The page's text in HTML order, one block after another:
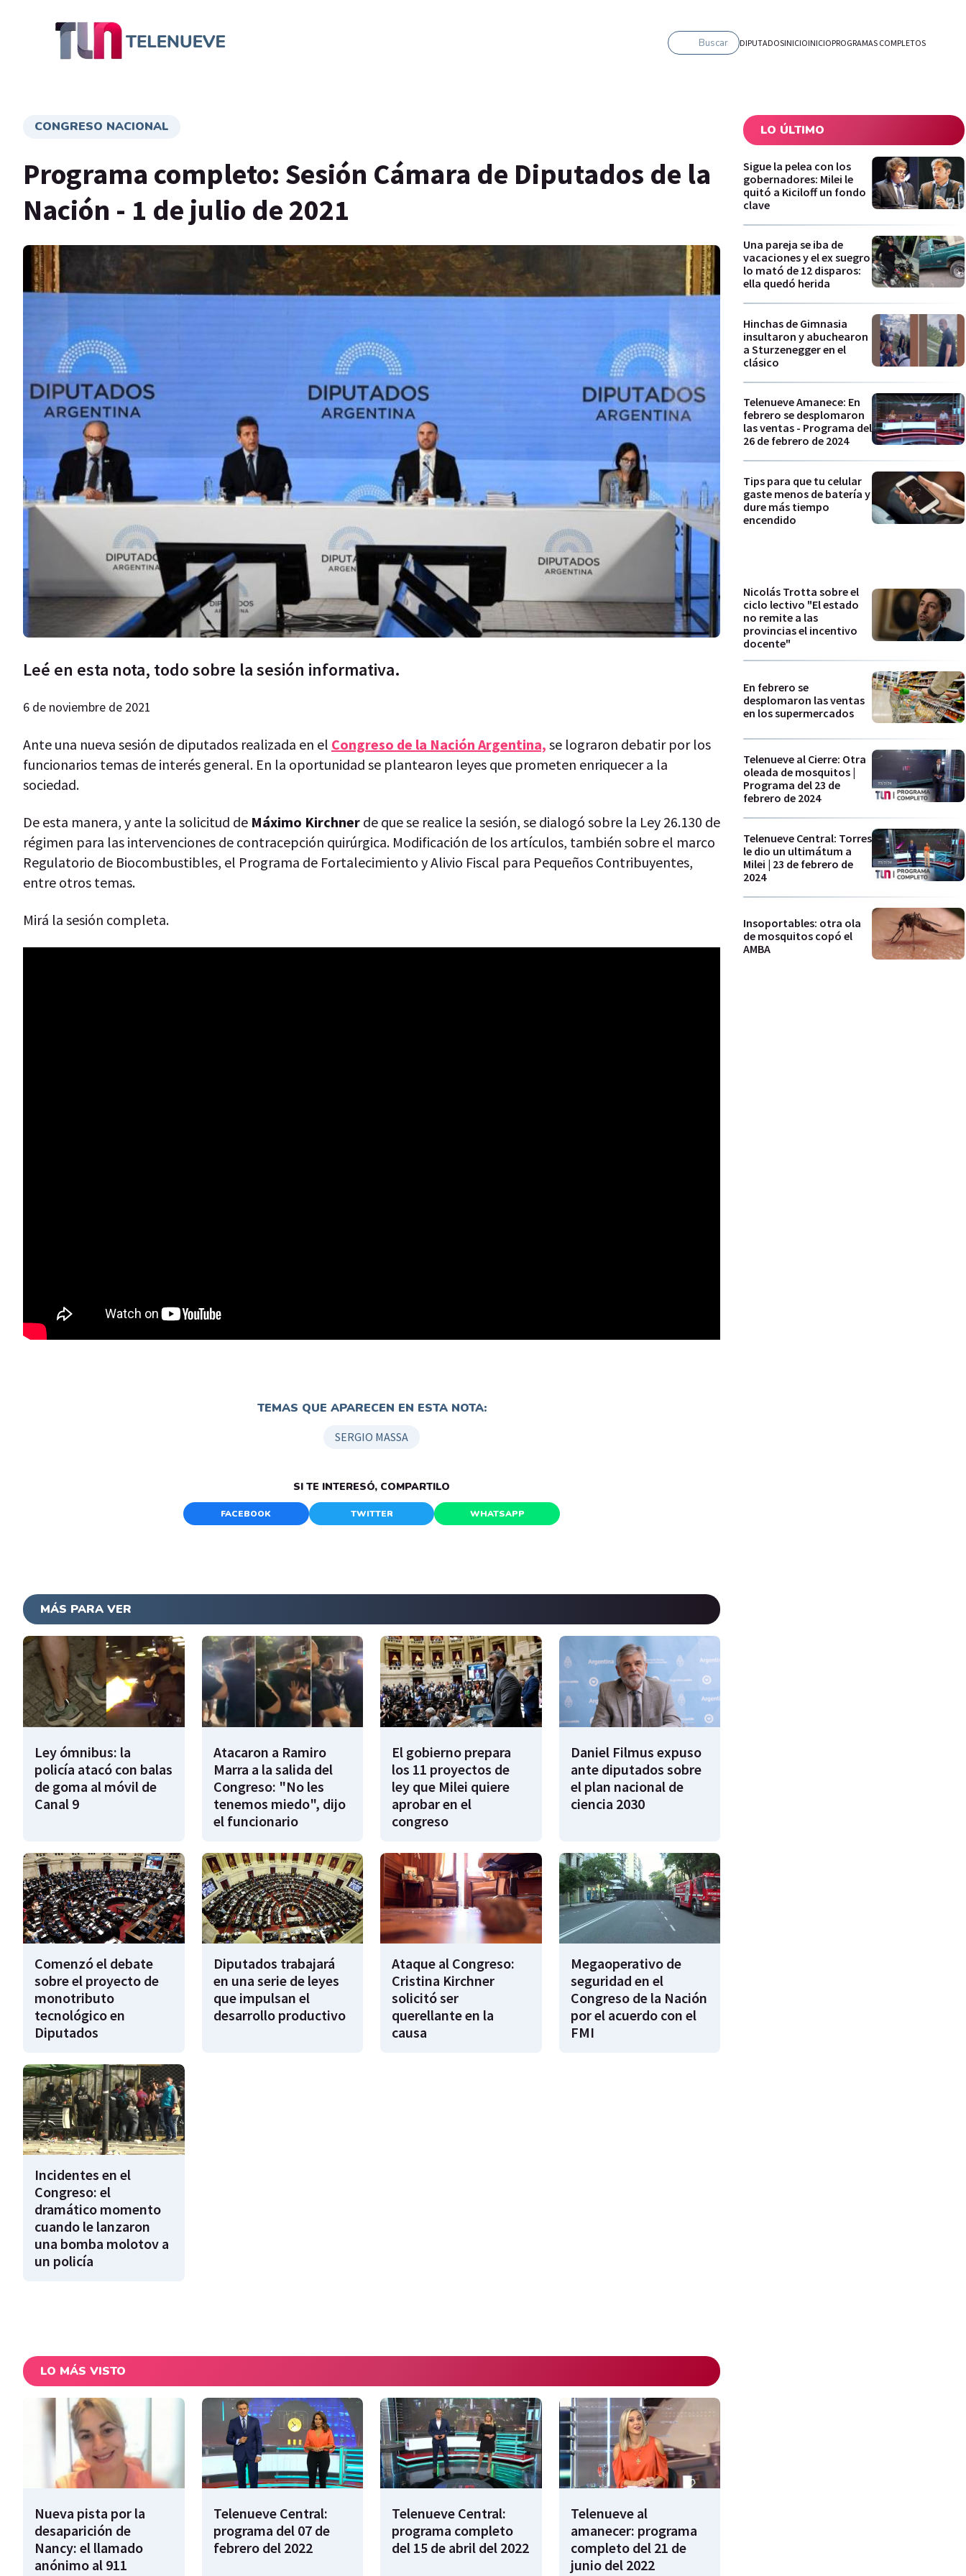
Buscar DIPUTADOSINICIOINICIOPROGRAMAS COMPLETOS
CONGRESO NACIONAL
Programa completo: Sesión Cámara de Diputados de la
Nación - 1 de julio de 2021
Leé en esta nota, todo sobre la sesión informativa.
6 de noviembre de 2021
Ante una nueva sesión de diputados realizada en el Congreso de la Nación Argentina, se lograron debatir por los
funcionarios temas de interés general. En la oportunidad se plantearon leyes que prometen enriquecer a la
sociedad.
De esta manera, y ante la solicitud de Máximo Kirchner de que se realice la sesión, se dialogó sobre la Ley 26.130 de
régimen para las intervenciones de contracepción quirúrgica. Modificación de los artículos, también sobre el marco
Regulatorio de Biocombustibles, el Programa de Fortalecimiento y Alivio Fiscal para Pequeños Contribuyentes,
entre otros temas.
Mirá la sesión completa.
TEMAS QUE APARECEN EN ESTA NOTA:
SERGIO MASSA
SI TE INTERESÓ, COMPARTILO
FACEBOOK TWITTER WHATSAPP
MÁS PARA VER
Ley ómnibus: la
policía atacó con balas
de goma al móvil de
Canal 9
Atacaron a Ramiro
Marra a la salida del
Congreso: "No les
tenemos miedo", dijo
el funcionario
El gobierno prepara
los 11 proyectos de
ley que Milei quiere
aprobar en el
congreso
Daniel Filmus expuso
ante diputados sobre
el plan nacional de
ciencia 2030
Comenzó el debate
sobre el proyecto de
monotributo
tecnológico en
Diputados
Diputados trabajará
en una serie de leyes
que impulsan el
desarrollo productivo
Ataque al Congreso:
Cristina Kirchner
solicitó ser
querellante en la
causa
Megaoperativo de
seguridad en el
Congreso de la Nación
por el acuerdo con el
FMI
Incidentes en el
Congreso: el
dramático momento
cuando le lanzaron
una bomba molotov a
un policía
LO MÁS VISTO
Nueva pista por la
desaparición de
Nancy: el llamado
anónimo al 911
Telenueve Central:
programa del 07 de
febrero del 2022
Telenueve Central:
programa completo
del 15 de abril del 2022
Telenueve al
amanecer: programa
completo del 21 de
junio del 2022
LO ÚLTIMO
Sigue la pelea con los
gobernadores: Milei le
quitó a Kiciloff un fondo
clave
Una pareja se iba de
vacaciones y el ex suegro
lo mató de 12 disparos:
ella quedó herida
Hinchas de Gimnasia
insultaron y abuchearon
a Sturzenegger en el
clásico
Telenueve Amanece: En
febrero se desplomaron
las ventas - Programa del
26 de febrero de 2024
Tips para que tu celular
gaste menos de batería y
dure más tiempo
encendido
Nicolás Trotta sobre el
ciclo lectivo "El estado
no remite a las
provincias el incentivo
docente"
En febrero se
desplomaron las ventas
en los supermercados
Telenueve al Cierre: Otra
oleada de mosquitos |
Programa del 23 de
febrero de 2024
Telenueve Central: Torres
le dio un ultimátum a
Milei | 23 de febrero de
2024
Insoportables: otra ola
de mosquitos copó el
AMBA